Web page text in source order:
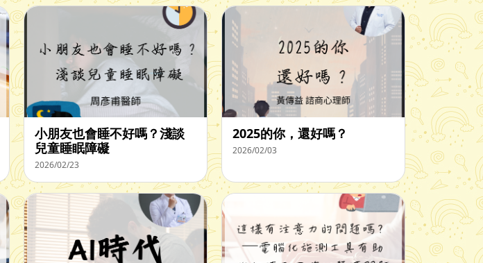
小朋友也會睡不好嗎？淺談
兒童睡眠障礙
2026/02/23
2025的你，還好嗎？
2026/02/03